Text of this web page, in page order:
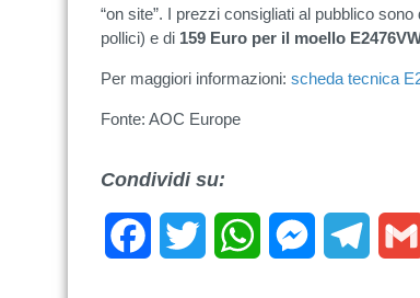
“on site”. I prezzi consigliati al pubblico sono
pollici) e di 159 Euro per il moello
Per maggiori informazioni: scheda tecnica
Fonte: AOC Europe
Condividi su:
FacebookTwitter WhatsAppMessenger